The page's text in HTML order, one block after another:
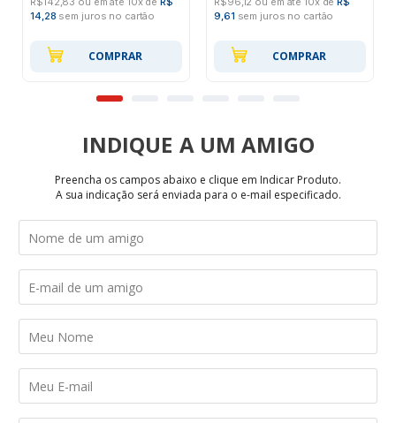
14,28 sem juros no cartão
COMPRAR
9,61 sem juros no cartão
COMPRAR
INDIQUE
Preencha os campos abaixo e clique em Indicar Produto.
A sua indicação será enviada para o e-mail especificado.